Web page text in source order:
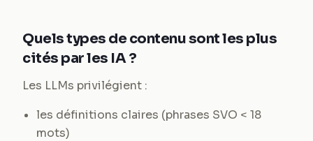
Quels types de contenu sont les plus
cités par les IA ?
Les LLMs privilégient :
les définitions claires (phrases SVO < 18
mots)